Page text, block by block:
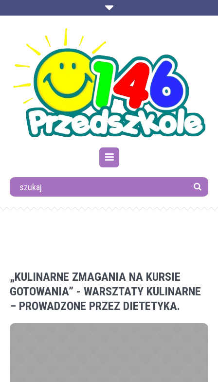
„KULINARNE ZMAGANIA NA KURSIE
GOTOWANIA” - WARSZTATY KULINARNE
– PROWADZONE PRZEZ DIETETYKA.